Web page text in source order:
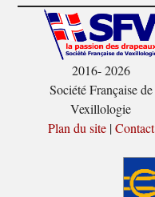
2016- 2026
Société Française de
Vexillologie
Plan du site|Contact